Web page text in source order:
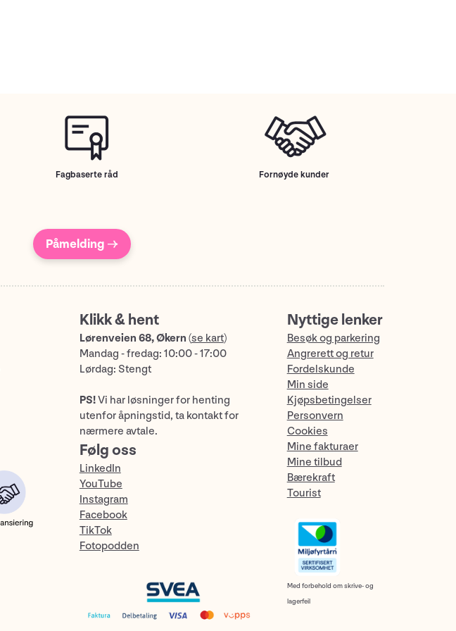
Fagbaserte råd Fornøyde kunder
Påmelding →
Klikk & hent
Lørenveien 68, Økern (se kart)
Mandag - fredag: 10:00 - 17:00
Lørdag: Stengt
PS!Vi har løsninger for henting
utenfor åpningstid, ta kontakt for
nærmere avtale.
Følg oss
LinkedIn
YouTube
Instagram
Facebook
TikTok
Fotopodden
Nyttige lenker
Besøk og parkering
Angrerett og retur
Fordelskunde
Min side
Kjøpsbetingelser
Personvern
Cookies
Mine fakturaer
Mine tilbud
Bærekraft
Tourist
Med forbehold om skrive- og
lagerfeil